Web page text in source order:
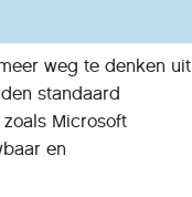
weg te denken uit
standaard
Microsoft
en